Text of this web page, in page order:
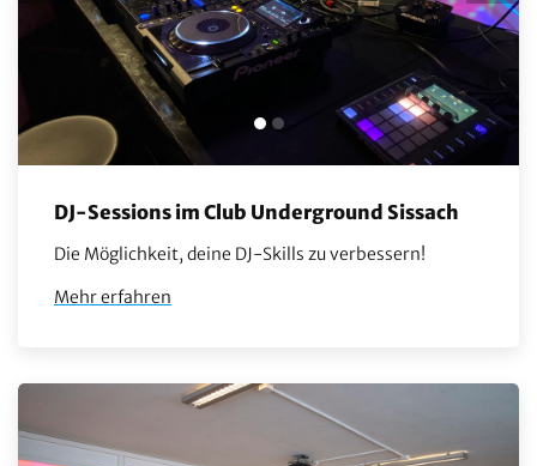
DJ-Sessions im Club Underground Sissach
Die Möglichkeit, deine DJ-Skills zu verbessern!
Mehr erfahren